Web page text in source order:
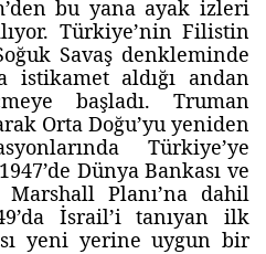
bu yana ayak izleri
Türkiye’nin Filistin
Savaş denkleminde
istikamet aldığı andan
başladı. Truman
Orta Doğu’yu yeniden
Türkiye’ye
Dünya Bankası ve
Planı’na dahil
İsrail’i tanıyan ilk
yeni yerine uygun bir